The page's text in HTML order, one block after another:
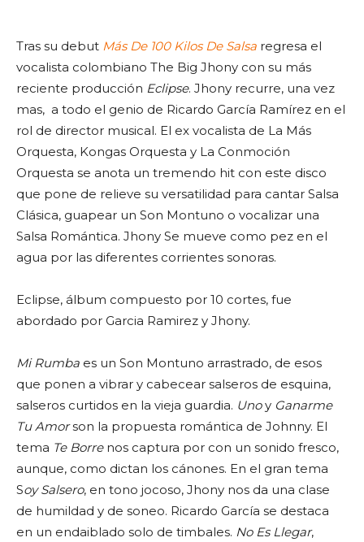
Tras su debut Más De 100 Kilos De Salsa regresa el
vocalista colombiano The Big Jhony con su más
reciente producción Eclipse. Jhony recurre, una vez
mas, a todo el genio de Ricardo García Ramírez en el
rol de director musical. El ex vocalista de La Más
Orquesta, Kongas Orquesta y La Conmoción
Orquesta se anota un tremendo hit con este disco
que pone de relieve su versatilidad para cantar Salsa
Clásica, guapear un Son Montuno o vocalizar una
Salsa Romántica. Jhony Se mueve como pez en el
agua por las diferentes corrientes sonoras.
Eclipse, álbum compuesto por 10 cortes, fue
abordado por Garcia Ramirez y Jhony.
Mi Rumba es un Son Montuno arrastrado, de esos
que ponen a vibrar y cabecear salseros de esquina,
salseros curtidos en la vieja guardia. Unoy Ganarme
Tu Amorson la propuesta romántica de Johnny. El
tema Te Borrenos captura por con un sonido fresco,
aunque, como dictan los cánones. En el gran tema
Soy Salsero, en tono jocoso, Jhony nos da una clase
de humildad y de soneo. Ricardo García se destaca
en un endaiblado solo de timbales. No Es Llegar,